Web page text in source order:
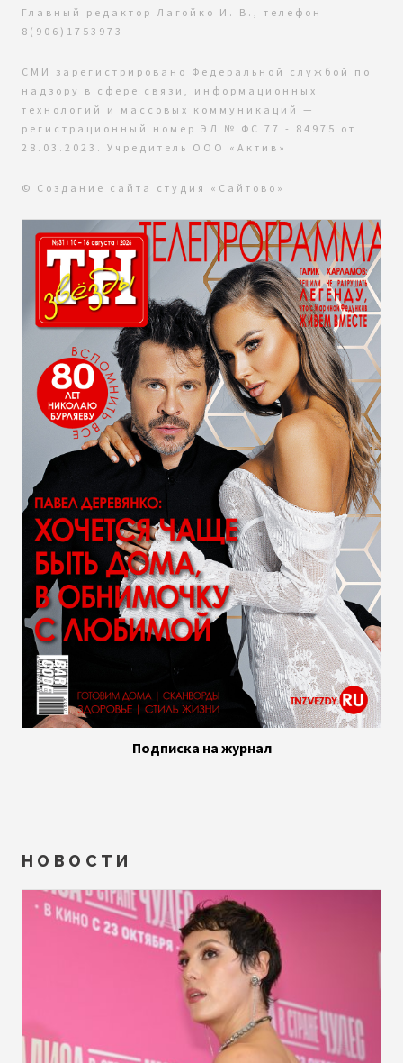
Главный редактор Лагойко И. В., телефон
8(906)1753973
СМИ зарегистрировано Федеральной службой по
надзору в сфере связи, информационных
технологий и массовых коммуникаций —
регистрационный номер ЭЛ № ФС 77 - 84975 от
28.03.2023. Учредитель ООО «Актив»
© Создание сайта студия «Сайтово»
Подписка на журнал
НОВОСТИ